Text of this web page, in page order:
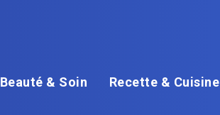
Beauté & Soin Recette & Cuisine